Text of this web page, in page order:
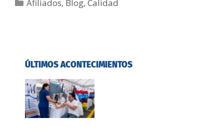
Afiliados, Blog,Calidad
ÚLTIMOS ACONTECIMIENTOS